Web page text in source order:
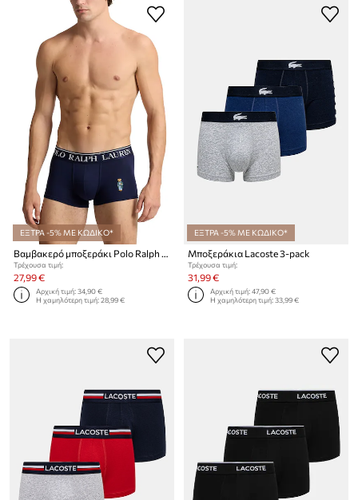
ΕΞΤΡΑ -5% ΜΕ ΚΩΔΙΚΟ*
Βαμβακερό μποξεράκι Polo Ralph Lauren
Τρέχουσα τιμή:
27,99 €
Αρχική τιμή:34,90 €
Η χαμηλότερη τιμή:28,99 €
ΕΞΤΡΑ -5% ΜΕ ΚΩΔΙΚΟ*
Μποξεράκια Lacoste 3-pack
Τρέχουσα τιμή:
31,99 €
Αρχική τιμή:47,90 €
Η χαμηλότερη τιμή:33,99 €